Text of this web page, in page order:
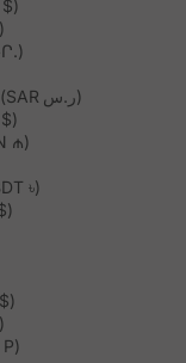
$)
ARGÉLIA (DZD د.ج)
ARÁBIA SAUDITA (SAR ر.س)
₼)
৳)